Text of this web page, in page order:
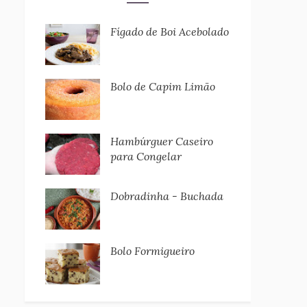
Fígado de Boi Acebolado
Bolo de Capim Limão
Hambúrguer Caseiro
para Congelar
Dobradinha - Buchada
Bolo Formigueiro